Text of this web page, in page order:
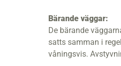
Bärande väggar:
De bärande
satts samman i
våningsvis.